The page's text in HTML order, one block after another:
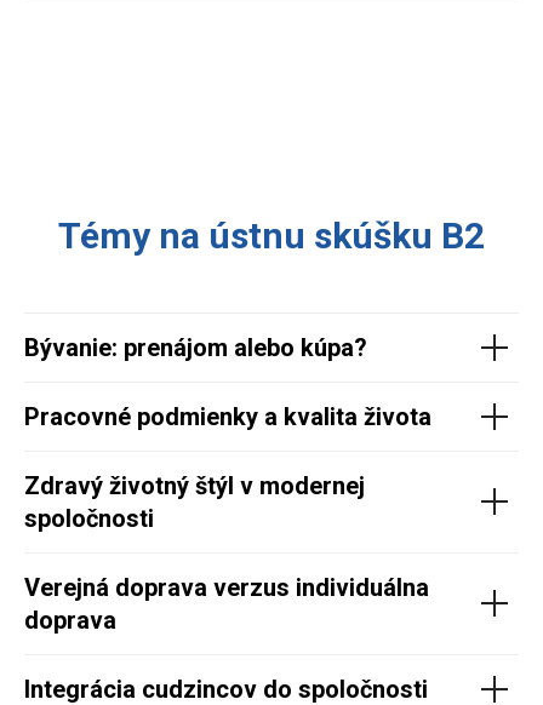
Témy na ústnu skúšku B2
Bývanie: prenájom alebo kúpa?
Pracovné podmienky a kvalita života
Zdravý životný štýl v modernej
spoločnosti
Verejná doprava verzus individuálna
doprava
Integrácia cudzincov do spoločnosti